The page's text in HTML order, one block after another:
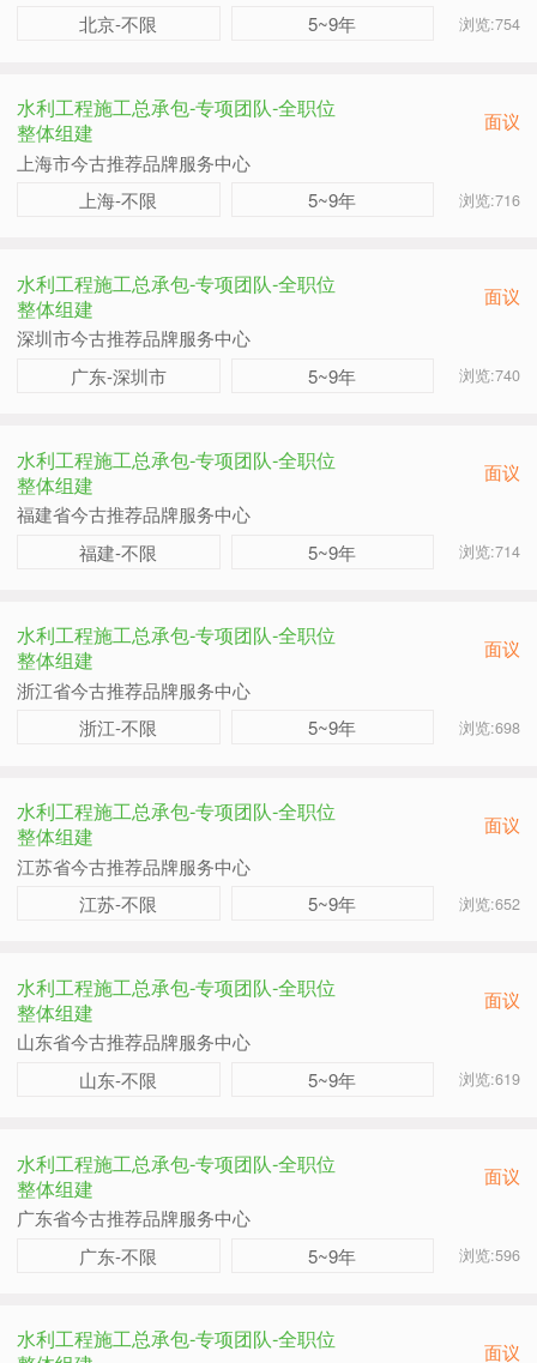
北京-不限
5~9年 浏览:754
水利工程施工总承包-专项团队-全职位
整体组建
面议
上海市今古推荐品牌服务中心
上海-不限
5~9年 浏览:716
水利工程施工总承包-专项团队-全职位
整体组建
面议
深圳市今古推荐品牌服务中心
广东-深圳市
5~9年 浏览:740
水利工程施工总承包-专项团队-全职位
整体组建
面议
福建省今古推荐品牌服务中心
福建-不限
5~9年 浏览:714
水利工程施工总承包-专项团队-全职位
整体组建
面议
浙江省今古推荐品牌服务中心
浙江-不限
5~9年 浏览:698
水利工程施工总承包-专项团队-全职位
整体组建
面议
江苏省今古推荐品牌服务中心
江苏-不限
5~9年 浏览:652
水利工程施工总承包-专项团队-全职位
整体组建
面议
山东省今古推荐品牌服务中心
山东-不限
5~9年 浏览:619
水利工程施工总承包-专项团队-全职位
整体组建
面议
广东省今古推荐品牌服务中心
广东-不限
5~9年 浏览:596
水利工程施工总承包-专项团队-全职位
面议